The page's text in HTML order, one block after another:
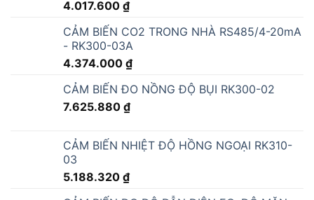
4.017.600 ₫
CẢM BIẾN CO2 TRONG NHÀ RS485/4-20mA
- RK300-03A
4.374.000 ₫
CẢM BIẾN ĐO NỒNG ĐỘ BỤI RK300-02
7.625.880 ₫
CẢM BIẾN NHIỆT ĐỘ HỒNG NGOẠI RK310-
03
5.188.320 ₫